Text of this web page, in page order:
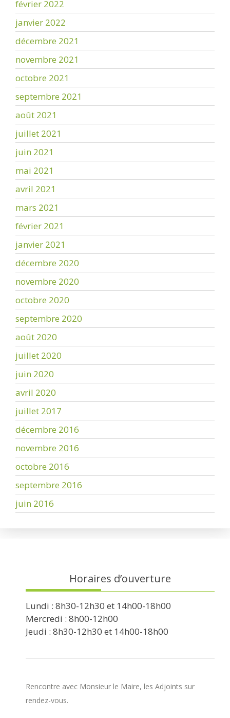
février 2022
janvier 2022
décembre 2021
novembre 2021
octobre 2021
septembre 2021
août 2021
juillet 2021
juin 2021
mai 2021
avril 2021
mars 2021
février 2021
janvier 2021
décembre 2020
novembre 2020
octobre 2020
septembre 2020
août 2020
juillet 2020
juin 2020
avril 2020
juillet 2017
décembre 2016
novembre 2016
octobre 2016
septembre 2016
juin 2016
Horaires d’ouverture
Lundi : 8h30-12h30 et 14h00-18h00
Mercredi : 8h00-12h00
Jeudi : 8h30-12h30 et 14h00-18h00
Rencontre avec Monsieur le Maire, les Adjoints sur
rendez-vous.